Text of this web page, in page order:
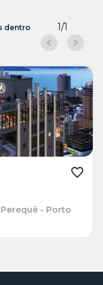
dentro
1/1
- Porto